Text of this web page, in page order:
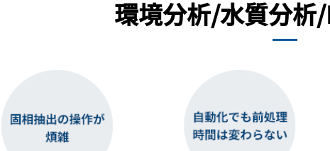
環境分析/水質分析